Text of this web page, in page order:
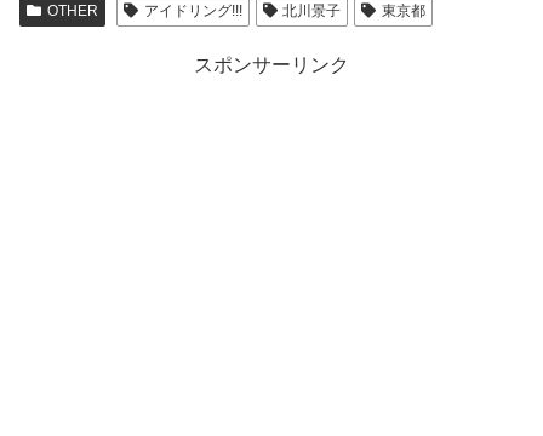
OTHER アイドリング!!! 北川景子 東京都
スポンサーリンク